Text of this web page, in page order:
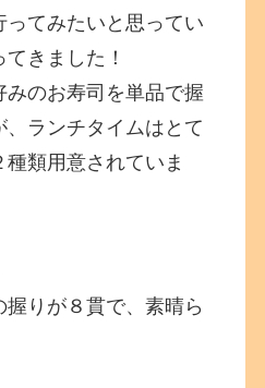
ってみたいと思ってい
きました！
のお寿司を単品で握
、ランチタイムはとて
類用意されていま
握りが８貫で、素晴ら